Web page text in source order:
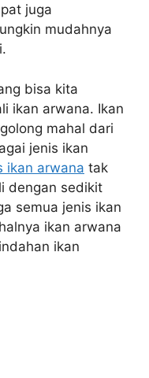
juga
mudahnya
bisa kita
ikan arwana. Ikan
mahal dari
jenis ikan
ikan arwana tak
dengan sedikit
semua jenis ikan
ikan arwana
ikan